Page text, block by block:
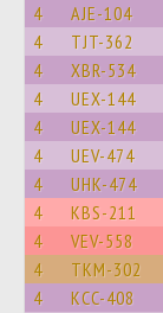
4 AJE-104
4 TJT-362
4 XBR-534
4 UEX-144
4 UEX-144
4 UEV-474
4 UHK-474
4 KBS-211
4 VEV-558
4 TKM-302
4 KCC-408